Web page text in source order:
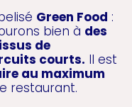
Green Food :
bien à des
de
courts. Il est
au maximum
restaurant.